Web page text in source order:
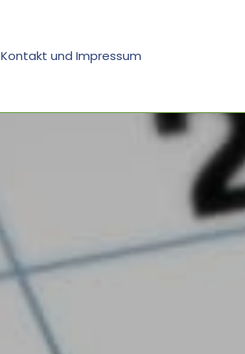
Kontakt und Impressum